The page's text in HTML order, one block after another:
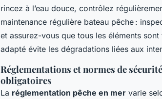
rincez à l’eau douce, contrôlez
maintenance régulière bateau pêche :
et assurez-vous que tous les éléments
adapté évite les dégradations liées aux
Réglementations et normes de
obligatoires
La réglementation pêche en mer varie